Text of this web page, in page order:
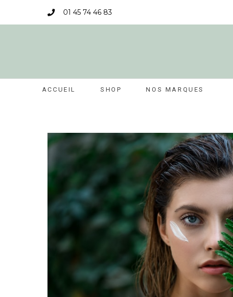
01 45 74 46 83
ACCUEIL SHOP NOS MARQUES